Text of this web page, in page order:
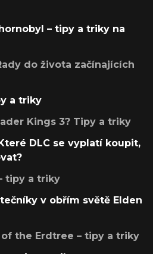
– tipy a triky na
do života začínajících
a triky
Kings 3? Tipy a triky
DLC se vyplatí koupit,
tipy a triky
v obřím světě Elden
of the Erdtree – tipy a triky